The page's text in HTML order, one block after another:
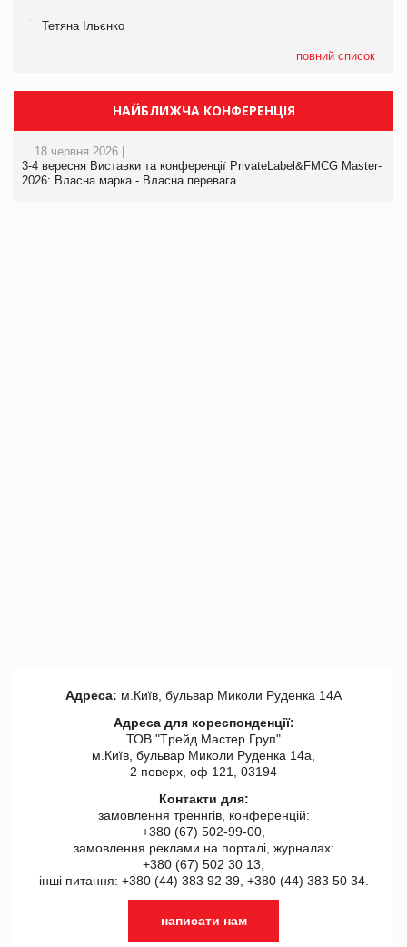
Тетяна Ільєнко
повний список
НАЙБЛИЖЧА КОНФЕРЕНЦІЯ
18 червня 2026 |
3-4 вересня Виставки та конференції PrivateLabel&FMCG Master-
2026: Власна марка - Власна перевага
Адреса: м.Київ, бульвар Миколи Руденка 14А
Адреса для кореспонденції:
ТОВ "Tрейд Мастер Груп"
м.Київ, бульвар Миколи Руденка 14а,
2 поверх, оф 121, 03194
Контакти для:
замовлення треннгів, конференцій:
+380 (67) 502-99-00,
замовлення реклами на порталі, журналах:
+380 (67) 502 30 13,
інші питання: +380 (44) 383 92 39, +380 (44) 383 50 34.
написати нам